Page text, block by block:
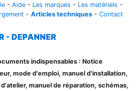
- Aide - Les marques - Les matériels -
- Articles techniques - Contact
- DEPANNER
indispensables : Notice
mode d'emploi, manuel d'installation,
manuel de réparation, schémas,